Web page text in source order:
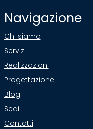
Navigazione
Chi siamo
Servizi
Realizzazioni
Progettazione
Blog
Sedi
Contatti